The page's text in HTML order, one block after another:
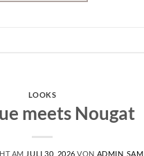
LOOKS
meets Nougat
AM JULI 30, 2026 VON ADMIN_SAM